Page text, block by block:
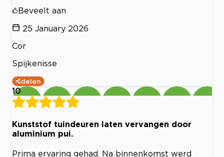
Beveelt aan
25 January 2026
Cor
Spijkenisse
delen
10
Kunststof tuindeuren laten vervangen door
aluminium pui.
Prima ervaring gehad. Na binnenkomst werd